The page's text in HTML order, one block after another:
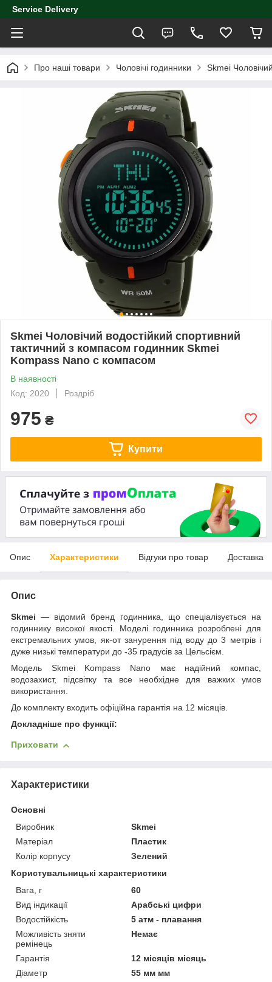
Service Delivery
Про наші товари Чоловічі годинники Skmei
Skmei Чоловічий водостійкий спортивний
тактичний з компасом годинник Skmei
Kompass Nano с компасом
В наявності
Код: 2020
Роздріб
975 ₴
Купити
Опис Характеристики Відгуки про товар Доставка
Опис
Skmei — відомий бренд годинника, що спеціалізується на
годиннику високої якості. Моделі годинника розроблені для
екстремальних умов, як-от занурення під воду до 3 метрів і
дуже низькі температури до -35 градусів за Цельсієм.
Модель Skmei Kompass Nano має надійний компас,
водозахист, підсвітку та все необхідне для важких умов
використання.
До комплекту входить офіційна гарантія на 12 місяців.
Докладніше про функції:
Приховати
Характеристики
Основні
Виробник
Skmei
Матеріал
Пластик
Колір корпусу
Зелений
Користувальницькі характеристики
Вага, г
60
Вид індикації
Арабські цифри
Водостійкість
5 атм - плавання
Можливість зняти
ремінець
Немає
Гарантія
12 місяців місяць
Діаметр
55 мм мм